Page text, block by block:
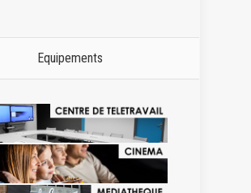
Equipements